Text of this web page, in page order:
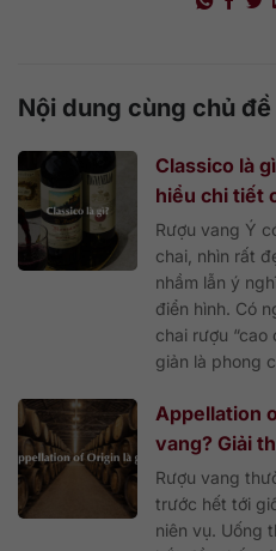
Nội dung cùng chủ đề
Classico là
hiểu chi tiết
Rượu vang Ý
chai, nhìn rất
nhầm lẫn ý
điển hình. Có
chai rượu “cao
giản là phong
Appellation
vang? Giải
Rượu vang
trước hết tới
niên vụ. Uống